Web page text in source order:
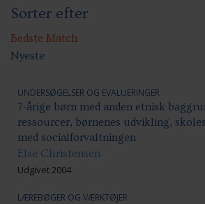
Sorter efter
Bedste Match
Nyeste
UNDERSØGELSER OG EVALUERINGER
7-årige børn med anden etnisk
ressourcer, børnenes udvikling,
med socialforvaltningen
Else Christensen
Udgivet 2004
LÆREBØGER OG VÆRKTØJER